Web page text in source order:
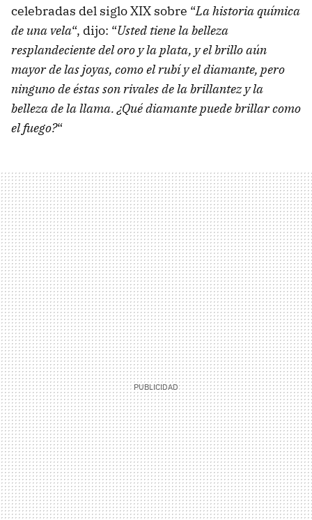
celebradas del sigloXIX sobre “La historia química
de una vela“, dijo: “Usted tiene la belleza
resplandeciente del oro y la plata, y el brillo aún
mayor de las joyas, como el rubí y el diamante, pero
ninguno de éstas son rivales de la brillantez y la
belleza de la llama. ¿Qué diamante puede brillar como
el fuego?“